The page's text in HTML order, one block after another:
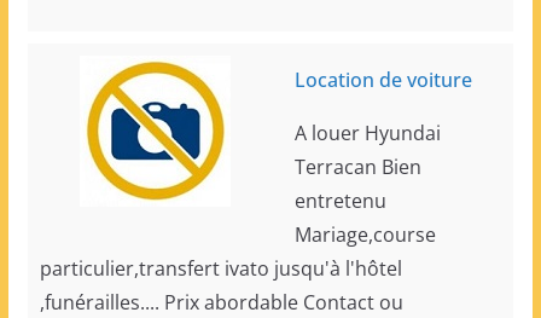
Location de voiture
A louer Hyundai
Terracan Bien
entretenu
Mariage,course
particulier,transfert ivato jusqu'à l'hôtel
,funérailles.... Prix abordable Contact ou